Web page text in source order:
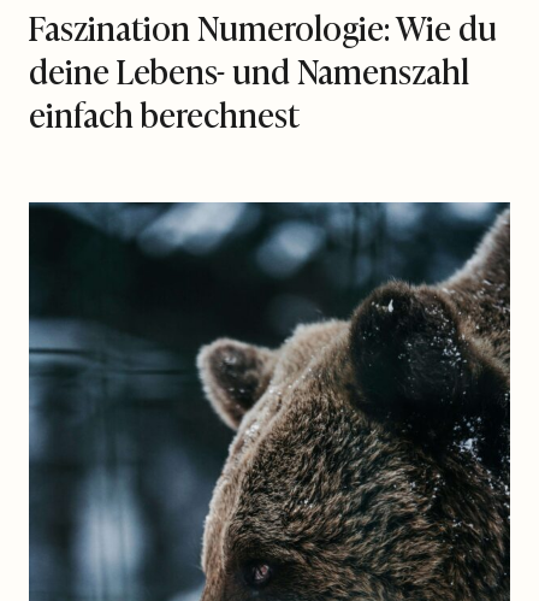
Faszination Numerologie: Wie du
deine Lebens- und Namenszahl
einfach berechnest